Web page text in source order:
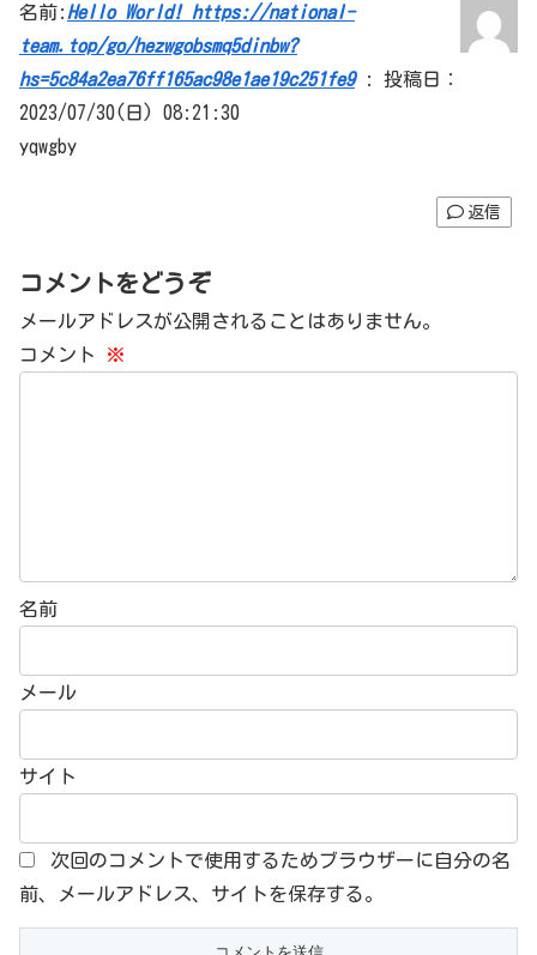
名前: Hello World! https://national-
team.top/go/hezwgobsmq5dinbw?
hs=5c84a2ea76ff165ac98e1ae19c251fe9:
投稿日：
2023/07/30(日) 08:21:30
yqwgby
返信
コメントをどうぞ
メールアドレスが公開されることはありません。
コメント
※
名前
メール
サイト
次回のコメントで使用するためブラウザーに自分の名
前、メールアドレス、サイトを保存する。